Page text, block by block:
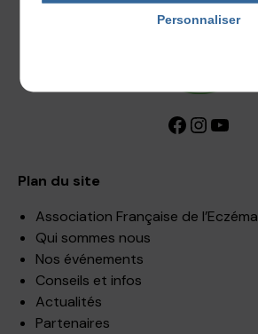
Facebook InstagramYouTube
Plan du site
Association Française de l’Eczéma
Qui sommes nous
Nos événements
Conseils et infos
Actualités
Partenaires
Personnaliser